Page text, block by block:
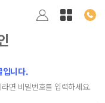
입니다.
면 비밀번호를 입력하세요.